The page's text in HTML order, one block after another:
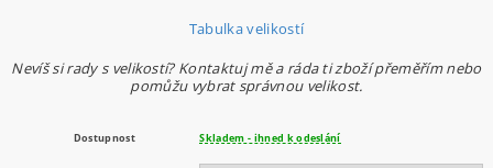
Tabulka velikostí
Nevíš si rady s velikostí? Kontaktuj mě a ráda ti zboží přeměřím nebo
pomůžu vybrat správnou velikost.
Dostupnost Skladem - ihned k odeslání